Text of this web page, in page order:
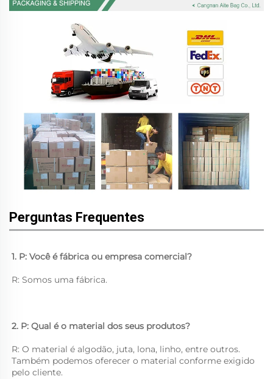
Perguntas Frequentes
1. P: Você é fábrica ou empresa comercial?
R: Somos uma fábrica.
2. P: Qual é o material dos seus produtos?
R: O material é algodão, juta, lona, linho, entre outros.
Também podemos oferecer o material conforme exigido
pelo cliente.